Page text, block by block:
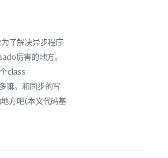
了解决异步程序
厉害的地方。
class
嘛。和同步的写
方吧(本文代码基